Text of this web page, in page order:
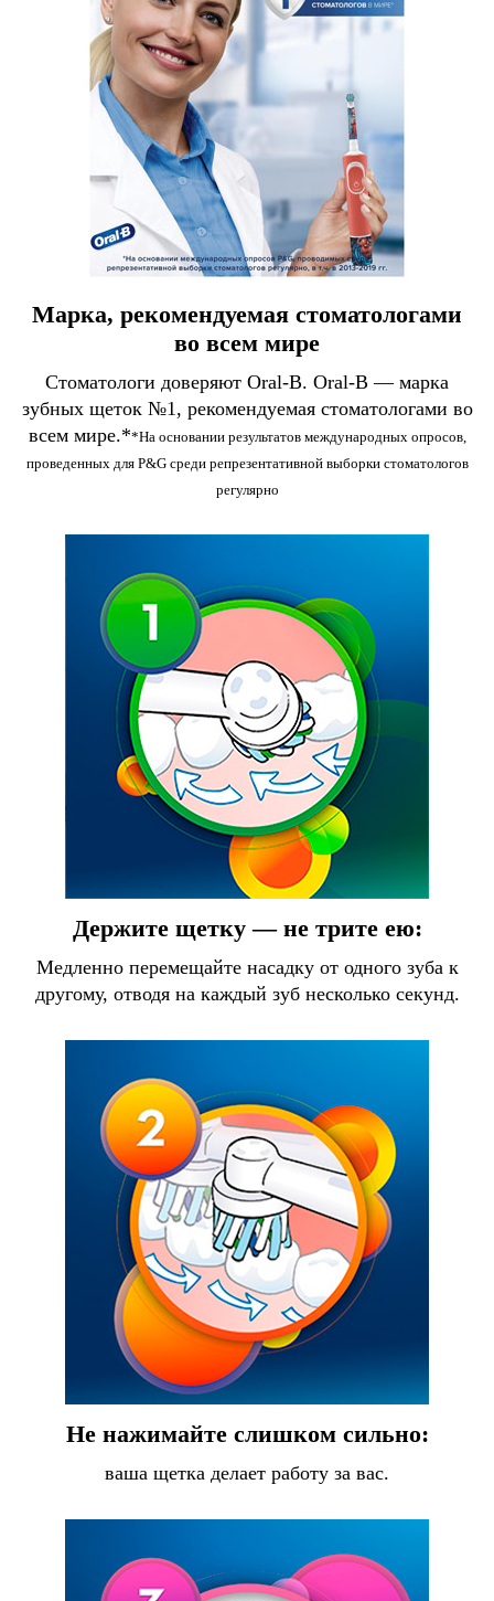
Марка, рекомендуемая стоматологами
во всем мире
Стоматологи доверяют Oral-B. Oral-B — марка
зубных щеток №1, рекомендуемая стоматологами во
всем мире.**На основании результатов международных опросов,
проведенных для P&G среди репрезентативной выборки стоматологов
регулярно
Держите щетку — не трите ею:
Медленно перемещайте насадку от одного зуба к
другому, отводя на каждый зуб несколько секунд.
Не нажимайте слишком сильно:
ваша щетка делает работу за вас.